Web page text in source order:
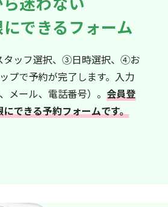
できるフォーム
ッフ選択、③日時選択、④お
プで予約が完了します。入力
メール、電話番号）。 会員登
できる予約フォームです。